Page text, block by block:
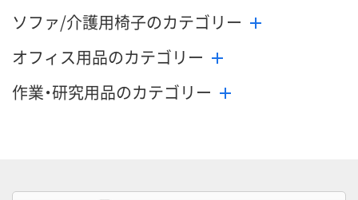
ソファ/介護用椅子のカテゴリー
オフィス用品のカテゴリー
作業・研究用品のカテゴリー